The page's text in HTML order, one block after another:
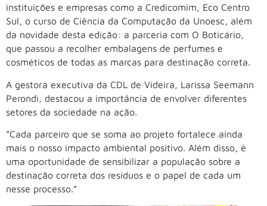
instituições e empresas como a Credicomim, Eco Centro
Sul, o curso de Ciência da Computação da Unoesc, além
da novidade desta edição: a parceria com O Boticário,
que passou a recolher embalagens de perfumes e
cosméticos de todas as marcas para destinação correta.
A gestora executiva da CDL de Videira, Larissa Seemann
Perondi, destacou a importância de envolver diferentes
setores da sociedade na ação.
“Cada parceiro que se soma ao projeto fortalece ainda
mais o nosso impacto ambiental positivo. Além disso, é
uma oportunidade de sensibilizar a população sobre a
destinação correta dos resíduos e o papel de cada um
nesse processo.”